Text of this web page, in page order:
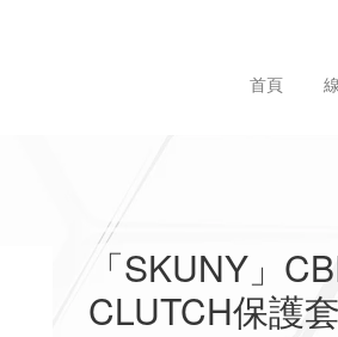
首頁
「SKUNY」
CLUTCH保護